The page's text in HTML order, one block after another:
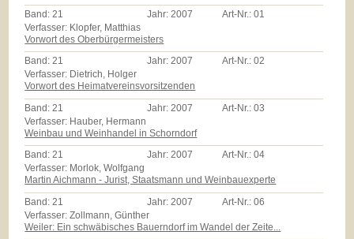
Band: 21 Jahr: 2007 Art-Nr.:01
Verfasser: Klopfer, Matthias
Vorwort des Oberbürgermeisters
Band:21 Jahr:2007 Art-Nr.:02
Verfasser: Dietrich, Holger
Vorwort des Heimatvereinsvorsitzenden
Band: 21 Jahr: 2007 Art-Nr.:03
Verfasser: Hauber, Hermann
Weinbau und Weinhandel in Schorndorf
Band:21 Jahr:2007 Art-Nr.:04
Verfasser: Morlok, Wolfgang
Martin Aichmann - Jurist, Staatsmann und Weinbauexperte
Band: 21 Jahr: 2007 Art-Nr.:06
Verfasser: Zollmann, Günther
Weiler: Ein schwäbisches Bauerndorf im Wandel der Zeite...